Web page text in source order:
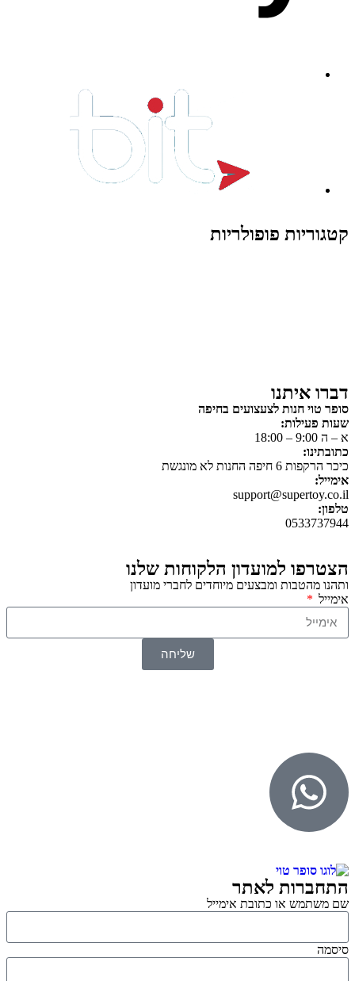
קטגוריות פופולריות
דברו איתנו
סופר טוי חנות לצעצועים בחיפה
שעות פעילות:
א – ה 9:00 – 18:00
כתובתינו:
כיכר הרקפות 6 חיפה החנות לא מונגשת
אימייל:
support@supertoy.co.il
טלפון:
0533737944
הצטרפו למועדון הלקוחות שלנו
ותהנו מהטבות ומבצעים מיוחדים לחברי מועדון
אימייל
שליחה
התחברות לאתר
שם משתמש או כתובת אימייל
סיסמה